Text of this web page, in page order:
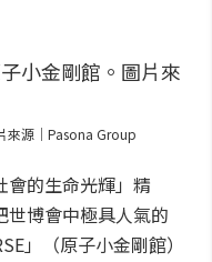
來源｜Pasona Group
會的生命光輝」精
博會中極具人氣的
」（原子小金剛館）